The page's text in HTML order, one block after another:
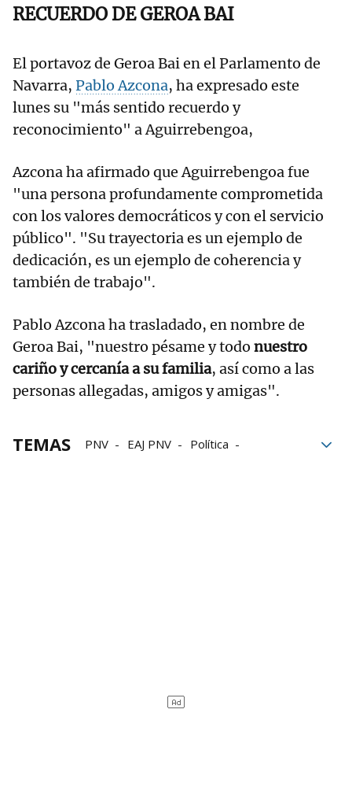
RECUERDO DE GEROA BAI
El portavoz de Geroa Bai en el Parlamento de
Navarra, Pablo Azcona, ha expresado este
lunes su "más sentido recuerdo y
reconocimiento" a Aguirrebengoa,
Azcona ha afirmado que Aguirrebengoa fue
"una persona profundamente comprometida
con los valores democráticos y con el servicio
público". "Su trayectoria es un ejemplo de
dedicación, es un ejemplo de coherencia y
también de trabajo".
Pablo Azcona ha trasladado, en nombre de
Geroa Bai, "nuestro pésame y todo nuestro
cariño y cercanía a su familia, así como a las
personas allegadas, amigos y amigas".
TEMAS PNV EAJ PNV
Política